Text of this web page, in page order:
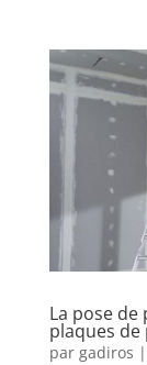
La pose
plaques de
par gadiros |